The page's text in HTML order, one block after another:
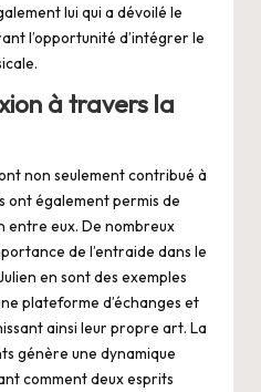
lui qui a dévoilé le
l’opportunité d’intégrer le
à travers la
non seulement contribué à
ont également permis de
entre eux. De nombreux
de l’entraide dans le
en sont des exemples
plateforme d’échanges et
ainsi leur propre art. La
génère une dynamique
comment deux esprits